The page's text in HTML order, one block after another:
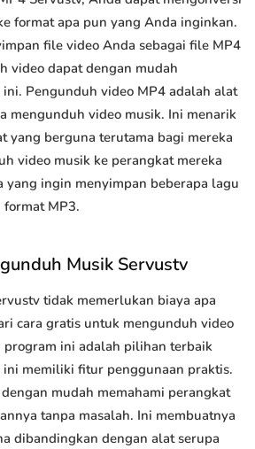
format apa pun yang Anda inginkan.
file video Anda sebagai file MP4
video dapat dengan mudah
Pengunduh video MP4 adalah alat
mengunduh video musik. Ini menarik
yang berguna terutama bagi mereka
video musik ke perangkat mereka
yang ingin menyimpan beberapa lagu
MP3.
Musik Servustv
tidak memerlukan biaya apa
cara gratis untuk mengunduh video
program ini adalah pilihan terbaik
memiliki fitur penggunaan praktis.
mudah memahami perangkat
tanpa masalah. Ini membuatnya
dibandingkan dengan alat serupa